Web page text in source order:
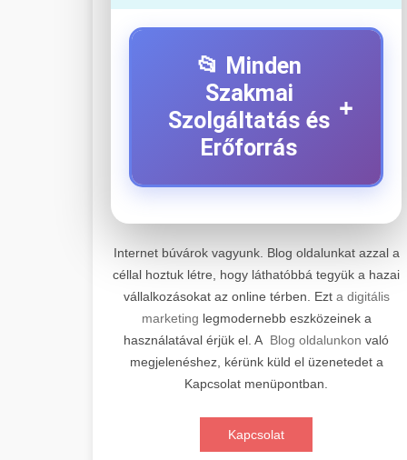
📂 Minden
Szakmai
Szolgáltatás és
Erőforrás
+
+
Professzionális elektromos roller
javítási és karbantartási szolgáltatások.
Szakértő technikusaink minőségi
szervízt nyújtanak minden jelentős
márkához és modellhez.
Szervizközpont Látogatása
📊 2. Online Marketing
Ügynökség
+
Átfogó online marketing
szolgáltatások, beleértve a SEO-t,
közösségi média kezelést és digitális
hirdetéseket. Növekedés elérése
Elektromos Roller
Internet búvárok vagyunk. Blog oldalunkat azzal a
céllal hoztuk létre, hogy láthatóbbá tegyük a hazai
vállalkozásokat az online térben. Ezt a digitális
marketing legmodernebb eszközeinek a
használatával érjük el. A Blog oldalunkon való
megjelenéshez, kérünk küld el üzenetedet a
Kapcsolat menüpontban.
Kapcsolat